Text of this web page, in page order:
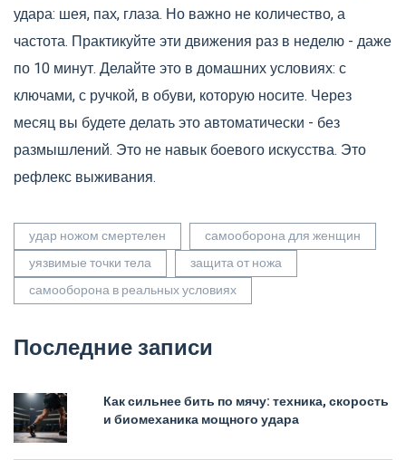
удара: шея, пах, глаза. Но важно не количество, а
частота. Практикуйте эти движения раз в неделю - даже
по 10 минут. Делайте это в домашних условиях: с
ключами, с ручкой, в обуви, которую носите. Через
месяц вы будете делать это автоматически - без
размышлений. Это не навык боевого искусства. Это
рефлекс выживания.
удар ножом смертелен
самооборона для женщин
уязвимые точки тела
защита от ножа
самооборона в реальных условиях
Последние записи
Как сильнее бить по мячу: техника, скорость
и биомеханика мощного удара